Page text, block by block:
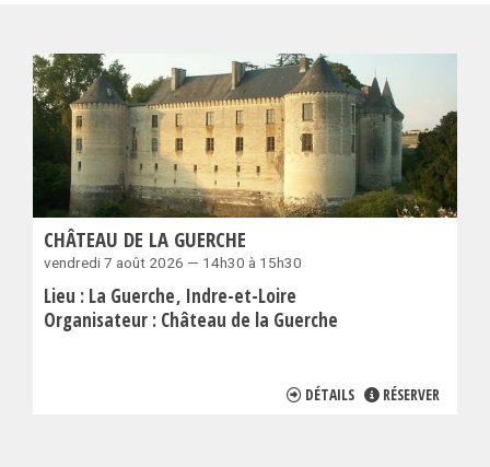
CHÂTEAU DE LA GUERCHE
vendredi 7 août 2026 — 14h30 à 15h30
Lieu : La Guerche Indre-et-Loire
Organisateur : Château de la Guerche
DÉTAILS RÉSERVER